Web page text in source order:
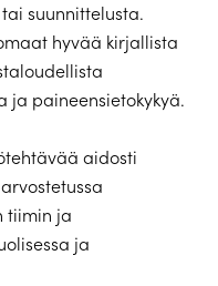
suunnittelusta.
hyvää kirjallista
ja paineensietokykyä.
aidosti
tiimin ja
ja